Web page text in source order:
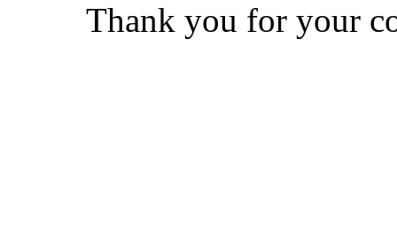
Thank you for your